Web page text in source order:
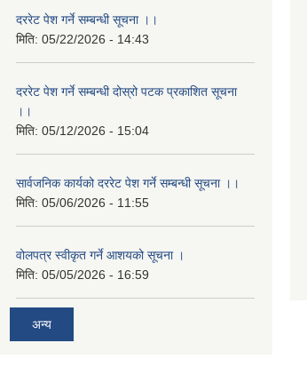
दररेट पेश गर्ने सम्बन्धी सूचना ।।
मिति: 05/22/2026 - 14:43
दररेट पेश गर्ने सम्बन्धी दोस्रो पटक प्रकाशित सूचना
।।
मिति: 05/12/2026 - 15:04
सार्वजनिक कार्यको दररेट पेश गर्ने सम्बन्धी सूचना ।।
मिति: 05/06/2026 - 11:55
वोलपत्र स्वीकृत गर्ने आशयको सूचना ।
मिति: 05/05/2026 - 16:59
अन्य